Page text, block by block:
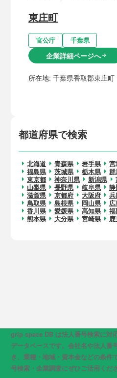
都道府県で検索
北海道 青森県 岩手県
福島県
茨城県 栃木県
東京都
神奈川県 新潟県
山梨県
長野県 岐阜県
滋賀県
京都府 大阪府
鳥取県
島根県 岡山県
香川県
愛媛県 高知県
熊本県
大分県 宮崎県
東庄町
官公庁 千葉県
企業詳細ページへarrow_right_alt
所在地:千葉県香取郡東庄町
grip space DB は法人番号検索に対
データベースです。会社名や法人番
き、業種・地域・資本金などの条件
号検索・企業調査にぜひご活用くだ